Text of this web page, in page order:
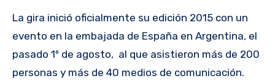
La gira inició oficialmente su edición 2015 con un
evento en la embajada de España en Argentina, el
pasado 1º de agosto, al que asistieron más de 200
personas y más de 40 medios de comunicación.